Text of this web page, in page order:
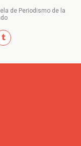
de Periodismo de la